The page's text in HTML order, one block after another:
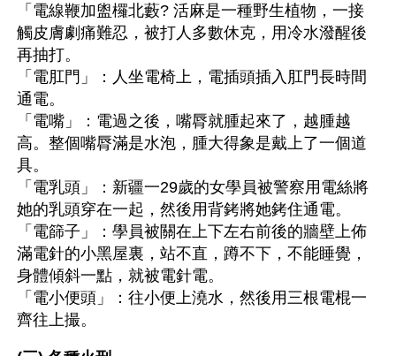
「電線鞭加盥欏北藪? 活麻是一種野生植物，一接
觸皮膚劇痛難忍，被打人多數休克，用冷水潑醒後
再抽打。
「電肛門」：人坐電椅上，電插頭插入肛門長時間
通電。
「電嘴」：電過之後，嘴脣就腫起來了，越腫越
高。整個嘴脣滿是水泡，腫大得象是戴上了一個道
具。
「電乳頭」：新疆一29歲的女學員被警察用電絲將
她的乳頭穿在一起，然後用背銬將她銬住通電。
「電篩子」：學員被關在上下左右前後的牆壁上佈
滿電針的小黑屋裏，站不直，蹲不下，不能睡覺，
身體傾斜一點，就被電針電。
「電小便頭」：往小便上澆水，然後用三根電棍一
齊往上撮。